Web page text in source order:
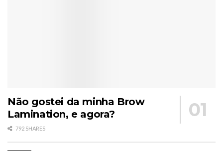
Não gostei da minha Brow
Lamination, e agora?
792 SHARES